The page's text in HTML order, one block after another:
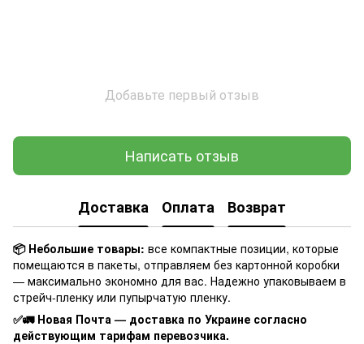
Добавьте первый отзыв
Написать отзыв
Доставка Оплата Возврат
📦 Небольшие товары: все компактные позиции, которые
помещаются в пакеты, отправляем без картонной коробки
— максимально экономно для вас. Надежно упаковываем в
стрейч-пленку или пупырчатую пленку.
✅🚛 Новая Почта — доставка по Украине согласно
действующим тарифам перевозчика.